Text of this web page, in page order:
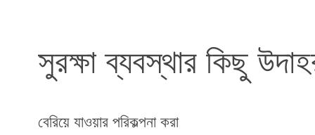
সুরক্ষা ব্যবস্থার কিছু
বেরিয়ে যাওয়ার পরিকল্পনা করা